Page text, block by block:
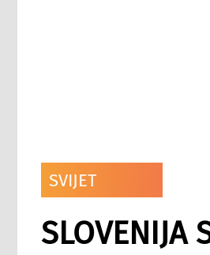
SVIJET
SLOVENIJA